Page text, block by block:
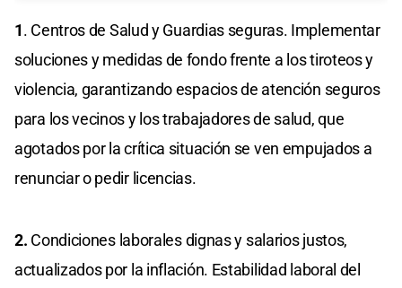
1. Centros de Salud y Guardias seguras. Implementar
soluciones y medidas de fondo frente a los tiroteos y
violencia, garantizando espacios de atención seguros
para los vecinos y los trabajadores de salud, que
agotados por la crítica situación se ven empujados a
renunciar o pedir licencias.
2. Condiciones laborales dignas y salarios justos,
actualizados por la inflación. Estabilidad laboral del